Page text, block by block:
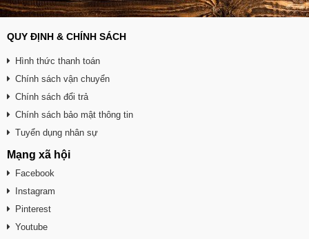
QUY ĐỊNH & CHÍNH SÁCH
Hình thức thanh toán
Chính sách vận chuyển
Chính sách đổi trả
Chính sách bảo mật thông tin
Tuyển dụng nhân sự
Mạng xã hội
Facebook
Instagram
Pinterest
Youtube